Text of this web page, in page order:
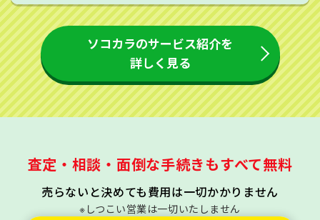
ソコカラのサービス紹介を
詳しく見る
査定・相談・面倒な手続きもすべて無料
売らないと決めても費用は一切かかりません
※しつこい営業は一切いたしません